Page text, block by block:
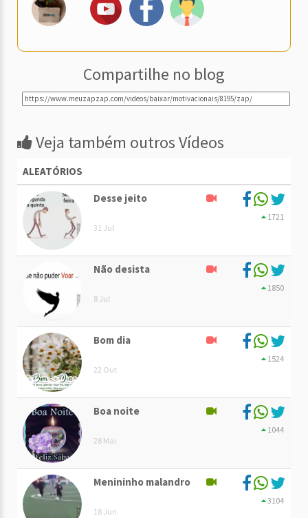
Compartilhe no blog
Veja também outros Vídeos
ALEATÓRIOS
Desse jeito
31 Jul
1721
Não desista
8 Jul
1850
Bom dia
22 Out
1524
Boa noite
28 Mai
1044
Menininho malandro
18 Jun
3104